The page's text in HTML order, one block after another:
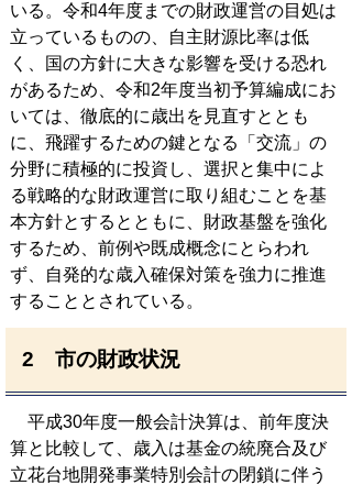
いる。令和4年度までの財政運営の目処は
立っているものの、自主財源比率は低
く、国の方針に大きな影響を受ける恐れ
があるため、令和2年度当初予算編成にお
いては、徹底的に歳出を見直すととも
に、飛躍するための鍵となる「交流」の
分野に積極的に投資し、選択と集中によ
る戦略的な財政運営に取り組むことを基
本方針とするとともに、財政基盤を強化
するため、前例や既成概念にとらわれ
ず、自発的な歳入確保対策を強力に推進
することとされている。
2 市の財政状況
平成30年度一般会計決算は、前年度決
算と比較して、歳入は基金の統廃合及び
立花台地開発事業特別会計の閉鎖に伴う